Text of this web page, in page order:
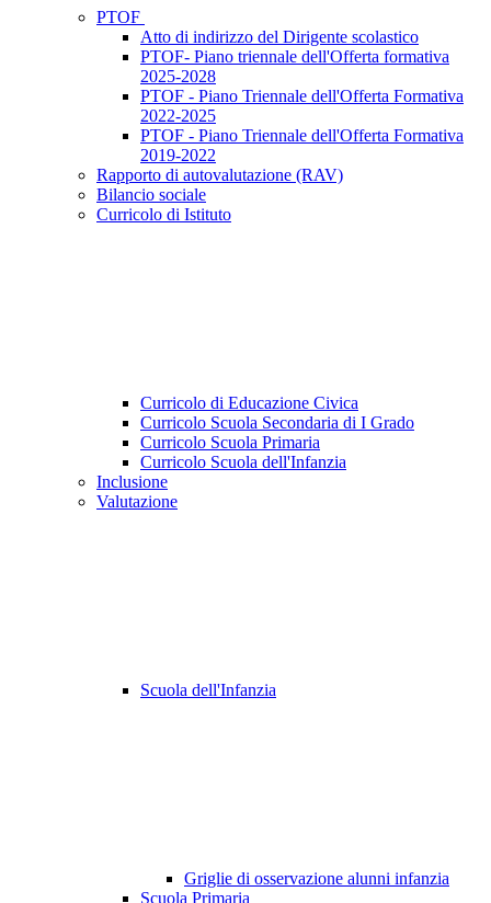
PTOF
Atto di indirizzo del Dirigente scolastico
PTOF- Piano triennale dell'Offerta formativa
2025-2028
PTOF - Piano Triennale dell'Offerta Formativa
2022-2025
PTOF - Piano Triennale dell'Offerta Formativa
2019-2022
Rapporto di autovalutazione (RAV)
Bilancio sociale
Curricolo di Istituto
Curricolo di Educazione Civica
Curricolo Scuola Secondaria di I Grado
Curricolo Scuola Primaria
Curricolo Scuola dell'Infanzia
Inclusione
Valutazione
Scuola dell'Infanzia
Griglie di osservazione alunni infanzia
Scuola Primaria